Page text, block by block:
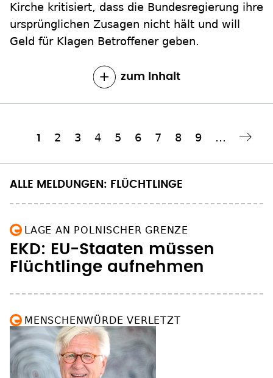
Kirche kritisiert, dass die Bundesregierung ihre
ursprünglichen Zusagen nicht hält und will
Geld für Klagen Betroffener geben.
zum Inhalt
Aktuelle
1 Seite
2 Seite
3 Seite
4 Seite
5 Seite
6 Seite
7 Seite
8 Seite
9 …
Nächste Seite
ALLE MELDUNGEN: FLÜCHTLINGE
LAGE AN POLNISCHER GRENZE
EKD: EU-Staaten müssen
Flüchtlinge aufnehmen
MENSCHENWÜRDE VERLETZT